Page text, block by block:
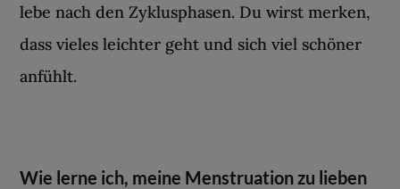
lebe nach den Zyklusphasen. Du wirst merken,
dass vieles leichter geht und sich viel schöner
anfühlt.
Wie lerne ich, meine Menstruation zu lieben